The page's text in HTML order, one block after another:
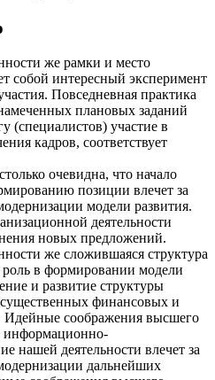
же рамки и место
собой интересный эксперимент
Повседневная практика
плановых заданий
(специалистов) участие в
кадров, соответствует
очевидна, что начало
позиции влечет за
модели развития.
деятельности
новых предложений.
же сложившаяся структура
в формировании модели
и развитие структуры
существенных финансовых и
Идейные соображения высшего
информационно-
нашей деятельности влечет за
дальнейших